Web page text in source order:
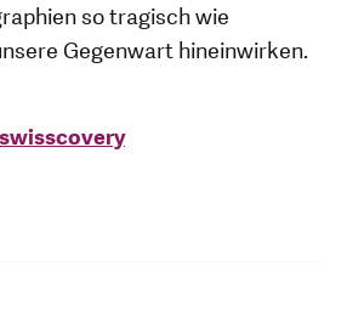
so tragisch wie
Gegenwart hineinwirken.
swisscovery